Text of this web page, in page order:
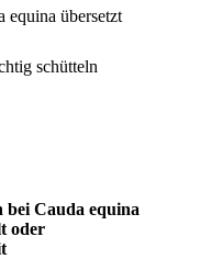
equina übersetzt
schütteln
bei Cauda equina
oder